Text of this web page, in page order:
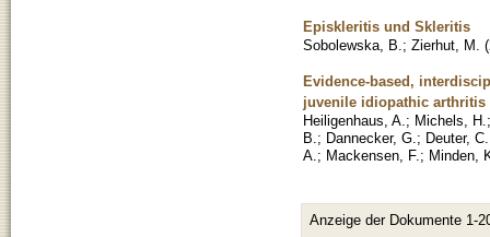
Episkleritis und Skleritis
Sobolewska, B. ; Zierhut, M. (
Evidence-based,
juvenile idiopathic arthritis
Heiligenhaus, A. ; Michels, H.
B. ; Dannecker, G. ; Deuter, C.
A. ; Mackensen, F. ; Minden,
Anzeige der Dokumente 1-